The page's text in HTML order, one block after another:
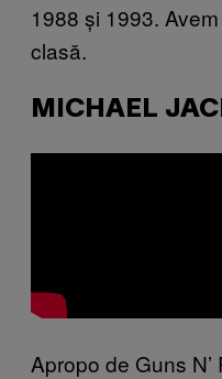
1988 și 1993.
clasă.
MICHAEL
Apropo de Guns